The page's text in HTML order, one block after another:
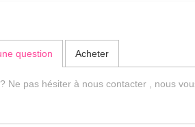
question Acheter
Ne pas hésiter à nous contacter , nous